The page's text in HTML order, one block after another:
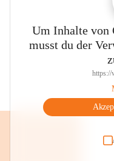
Um Inhalte von
musst du der
https://